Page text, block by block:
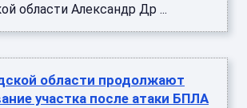
области Александр Др ...
области продолжают
участка после атаки БПЛА